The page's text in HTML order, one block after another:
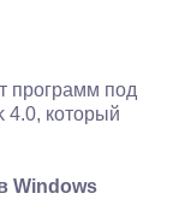
программ под
4.0, который
Windows